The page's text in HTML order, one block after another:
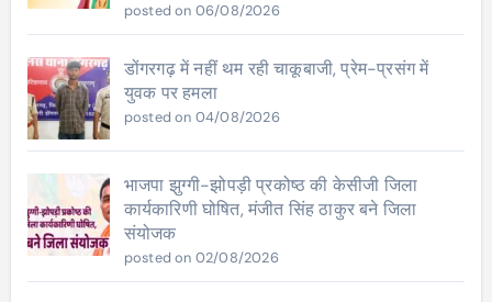
posted on 06/08/2026
डोंगरगढ़ में नहीं थम रही चाकूबाजी, प्रेम-प्रसंग में
युवक पर हमला
posted on 04/08/2026
भाजपा झुग्गी-झोपड़ी प्रकोष्ठ की केसीजी जिला
कार्यकारिणी घोषित, मंजीत सिंह ठाकुर बने जिला
संयोजक
posted on 02/08/2026